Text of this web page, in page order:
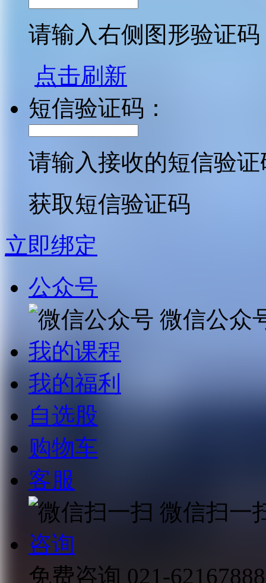
请输入右侧图形验证码
点击刷新
短信验证码：
请输入接收的短信验证
获取短信验证码
立即绑定
公众号
微信公众
我的课程
我的福利
自选股
购物车
客服
微信扫一
咨询
免费咨询 021-62167888